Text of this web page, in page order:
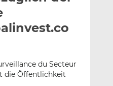
c
e
b
k
t
du Secteur
die Öffentlichkeit